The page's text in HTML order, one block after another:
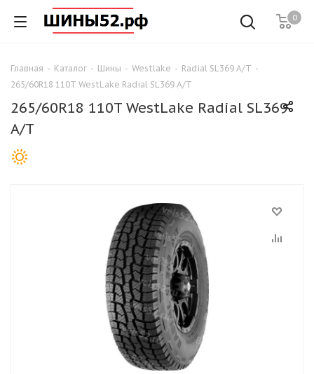
0
Главная - Каталог - Шины - Westlake - Radial SL369 A/T -
265/60R18 110T WestLake Radial SL369 A/T
265/60R18 110T WestLake Radial SL369
A/T